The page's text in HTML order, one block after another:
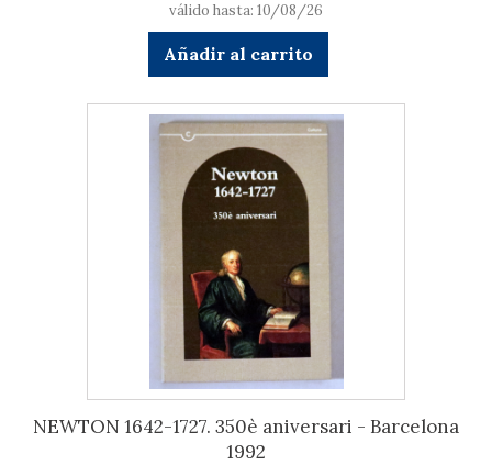
válido hasta: 10/08/26
Añadir al carrito
NEWTON 1642-1727. 350è aniversari - Barcelona
1992